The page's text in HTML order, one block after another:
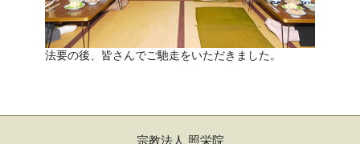
法要の後、皆さんでご馳走をいただきました。
宗教法人 照栄院